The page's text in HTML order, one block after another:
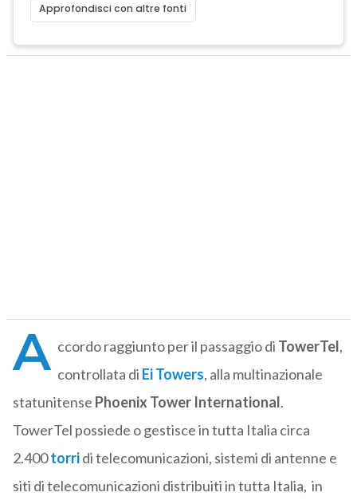
Approfondisci con altre fonti
A ccordo raggiunto per il passaggio di TowerTel,
controllata di Ei Towers, alla multinazionale
statunitense Phoenix Tower International.
TowerTel possiede o gestisce in tutta Italia circa
2.400torridi telecomunicazioni, sistemi di antenne e
siti di telecomunicazioni distribuiti in tutta Italia, in